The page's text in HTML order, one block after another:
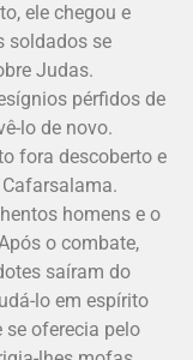
ele chegou e
soldados se
Judas.
pérfidos de
lo de novo.
fora descoberto e
homens e o
o combate,
saíram do
lo em espírito
se oferecia pelo